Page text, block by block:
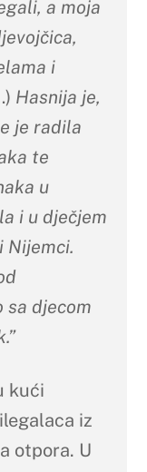
a moja
i
Hasnija je,
je radila
te
u
i u dječjem
sa djecom
kući
iz
otpora. U